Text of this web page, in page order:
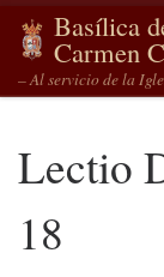
Saltar al
Basílica
Carmen
– Al servicio de la
Lectio
18